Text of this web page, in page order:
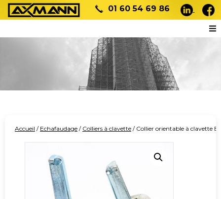
01 60 54 69 86
Accueil / Echafaudage / Colliers à clavette / Collier orientable à clavette